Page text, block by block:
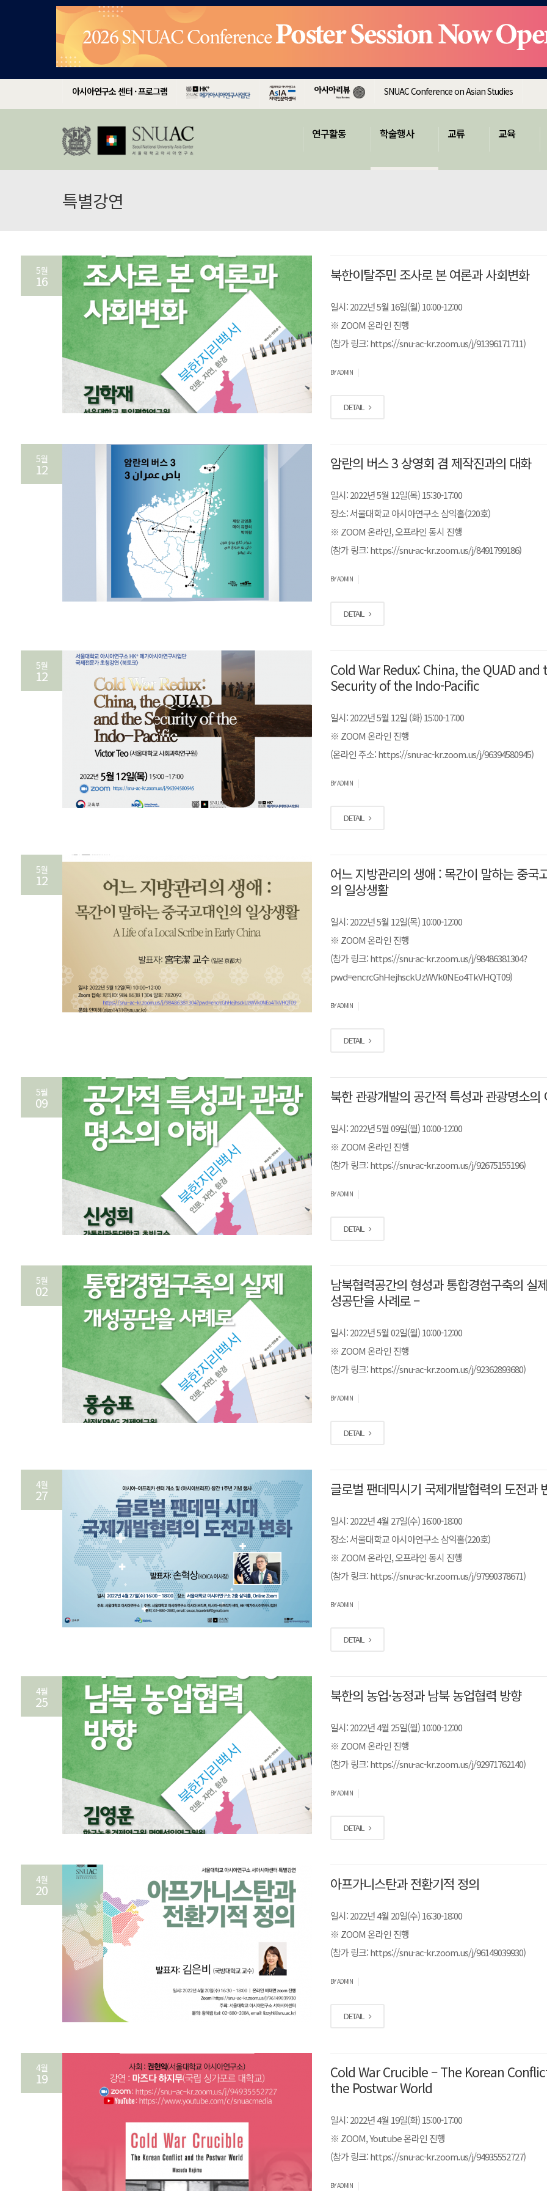
아시아연구소 센터 · 프로그램 SNUAC Conference on Asian Studies
연구활동 학술행사 교류 교육
특별강연
5월
16 북한이탈주민 조사로 본 여론과 사회변화
일시: 2022년 5월 16일(월) 10:00-12:00
※ ZOOM 온라인 진행
(참가 링크: https://snu-ac-kr.zoom.us/j/91396171711)
BY ADMIN
DETAIL
5월
12 암란의 버스 3 상영회 겸 제작진과의 대화
일시: 2022년 5월 12일(목) 15:30-17:00
장소: 서울대학교 아시아연구소 삼익홀(220호)
※ ZOOM 온라인, 오프라인 동시 진행
(참가 링크: https://snu-ac-kr.zoom.us/j/8491799186)
BY ADMIN
DETAIL
5월
12
Cold War Redux: China, the QUAD and
Security of the Indo-Pacific
일시: 2022년 5월 12일 (화) 15:00-17:00
※ ZOOM 온라인 진행
(온라인 주소: https://snu-ac-kr.zoom.us/j/96394580945)
BY ADMIN
DETAIL
5월
12
어느 지방관리의 생애 : 목간이 말하는 중국
의 일상생활
일시: 2022년 5월 12일(목) 10:00-12:00
※ ZOOM 온라인 진행
(참가 링크: https://snu-ac-kr.zoom.us/j/98486381304?
pwd=encrcGhHejhsckUzWVk0NEo4TkVHQT09)
BY ADMIN
DETAIL
5월
09 북한 관광개발의 공간적 특성과 관광명소의
일시: 2022년 5월 09일(월) 10:00-12:00
※ ZOOM 온라인 진행
(참가 링크: https://snu-ac-kr.zoom.us/j/92675155196)
BY ADMIN
DETAIL
5월
02
남북협력공간의 형성과 통합경험구축의 실
성공단을 사례로 –
일시: 2022년 5월 02일(월) 10:00-12:00
※ ZOOM 온라인 진행
(참가 링크: https://snu-ac-kr.zoom.us/j/92362893680)
BY ADMIN
DETAIL
4월
27 글로벌 팬데믹시기 국제개발협력의 도전과
일시: 2022년 4월 27일(수) 16:00-18:00
장소: 서울대학교 아시아연구소 삼익홀(220호)
※ ZOOM 온라인, 오프라인 동시 진행
(참가 링크: https://snu-ac-kr.zoom.us/j/97990378671)
BY ADMIN
DETAIL
4월
25 북한의 농업·농정과 남북 농업협력 방향
일시: 2022년 4월 25일(월) 10:00-12:00
※ ZOOM 온라인 진행
(참가 링크: https://snu-ac-kr.zoom.us/j/92971762140)
BY ADMIN
DETAIL
4월
20 아프가니스탄과 전환기적 정의
일시: 2022년 4월 20일(수) 16:30-18:00
※ ZOOM 온라인 진행
(참가 링크: https://snu-ac-kr.zoom.us/j/96149039930)
BY ADMIN
DETAIL
4월
19
Cold War Crucible – The Korean
the Postwar World
일시: 2022년 4월 19일(화) 15:00-17:00
※ ZOOM, Youtube 온라인 진행
(참가 링크: https://snu-ac-kr.zoom.us/j/94935552727)
BY ADMIN